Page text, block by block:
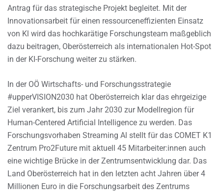
Antrag für das strategische Projekt begleitet. Mit der
Innovationsarbeit für einen ressourceneffizienten Einsatz
von Kl wird das hochkarätige Forschungsteam maßgeblich
dazu beitragen, Oberösterreich als internationalen Hot-Spot
in der KI-Forschung weiter zu stärken.
In der OÖ Wirtschafts- und Forschungsstrategie
#upperVISION2030 hat Oberösterreich klar das ehrgeizige
Ziel verankert, bis zum Jahr 2030 zur Modellregion für
Human-Centered Artificial Intelligence zu werden. Das
Forschungsvorhaben Streaming Al stellt für das COMET K1
Zentrum Pro2Future mit aktuell 45 Mitarbeiter:innen auch
eine wichtige Brücke in der Zentrumsentwicklung dar. Das
Land Oberösterreich hat in den letzten acht Jahren über 4
Millionen Euro in die Forschungsarbeit des Zentrums